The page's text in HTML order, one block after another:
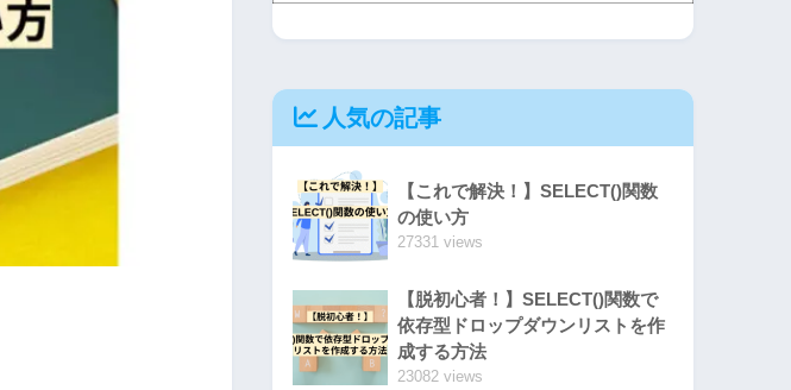
人気の記事
【これで解決！】SELECT()関数
の使い方
27331 views
【脱初心者！】SELECT()関数で
依存型ドロップダウンリストを作
成する方法
23082 views